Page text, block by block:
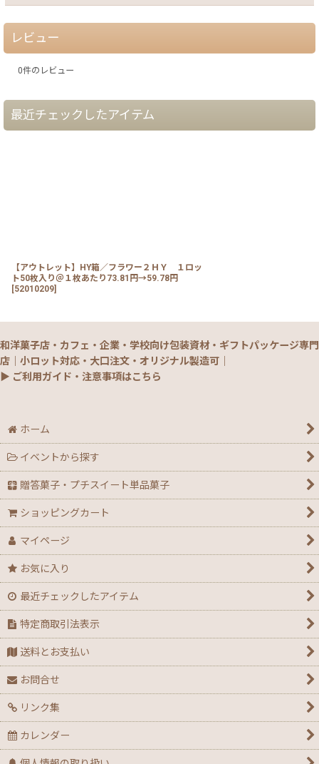
レビュー
0件のレビュー
最近チェックしたアイテム
【アウトレット】HY箱／フラワー２ＨＹ １ロッ
ト50枚入り＠１枚あたり73.81円→59.78円
[52010209]
和洋菓子店・カフェ・企業・学校向け包装資材・ギフトパッケージ専門
店｜小ロット対応・大口注文・オリジナル製造可｜
▶ ご利用ガイド・注意事項はこちら
ホーム
イベントから探す
贈答菓子・プチスイート単品菓子
ショッピングカート
マイページ
お気に入り
最近チェックしたアイテム
特定商取引法表示
送料とお支払い
お問合せ
リンク集
カレンダー